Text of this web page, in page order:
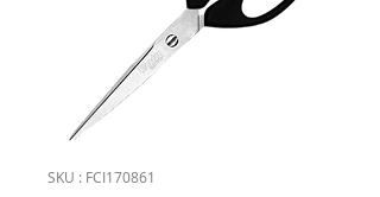
SKU : FCI170861